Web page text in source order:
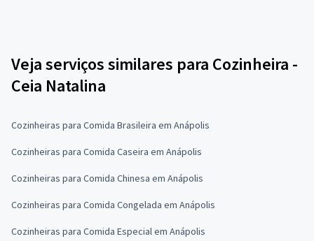
Veja serviços similares para Cozinheira -
Ceia Natalina
Cozinheiras para Comida Brasileira em Anápolis
Cozinheiras para Comida Caseira em Anápolis
Cozinheiras para Comida Chinesa em Anápolis
Cozinheiras para Comida Congelada em Anápolis
Cozinheiras para Comida Especial em Anápolis